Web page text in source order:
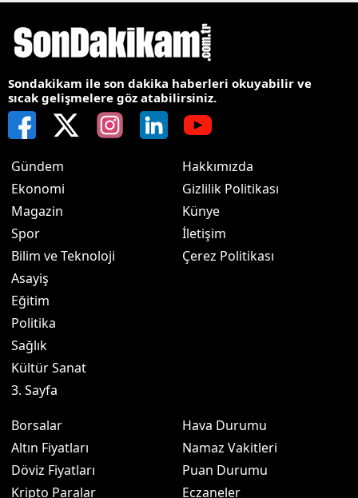
Sondakikam ile son dakika haberleri okuyabilir ve
sıcak gelişmelere göz atabilirsiniz.
Gündem
Ekonomi
Magazin
Spor
Bilim ve Teknoloji
Asayiş
Eğitim
Politika
Sağlık
Kültür Sanat
3. Sayfa
Hakkımızda
Gizlilik Politikası
Künye
İletişim
Çerez Politikası
Borsalar
Altın Fiyatları
Döviz Fiyatları
Kripto Paralar
Hava Durumu
Namaz Vakitleri
Puan Durumu
Eczaneler